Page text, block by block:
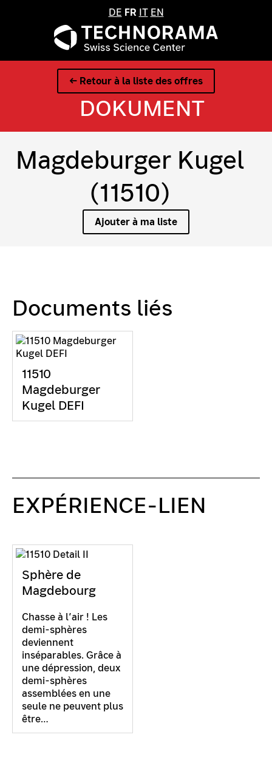
DE FR IT EN
← Retour à la liste des offres
DOKUMENT
Magdeburger Kugel
(11510)
Ajouter à ma liste
Documents liés
11510
Magdeburger
Kugel DEFI
EXPÉRIENCE-LIEN
Sphère de
Magdebourg
Chasse à l’air ! Les
demi-sphères
deviennent
inséparables. Grâce à
une dépression, deux
demi-sphères
assemblées en une
seule ne peuvent plus
être…